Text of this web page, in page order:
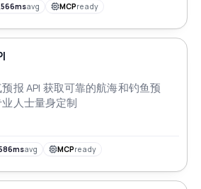
avg MCPready
报 API 获取可靠的航海和钓鱼预
人士量身定制
avg MCPready